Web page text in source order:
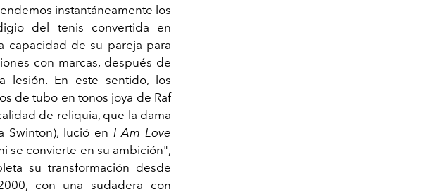
instantáneamente los
del tenis convertida en
capacidad de su pareja para
con marcas, después de
lesión. En este sentido, los
de tubo en tonos joya de Raf
de reliquia, que la dama
Swinton), lució en I Am Love
se convierte en su ambición",
su transformación desde
con una sudadera con